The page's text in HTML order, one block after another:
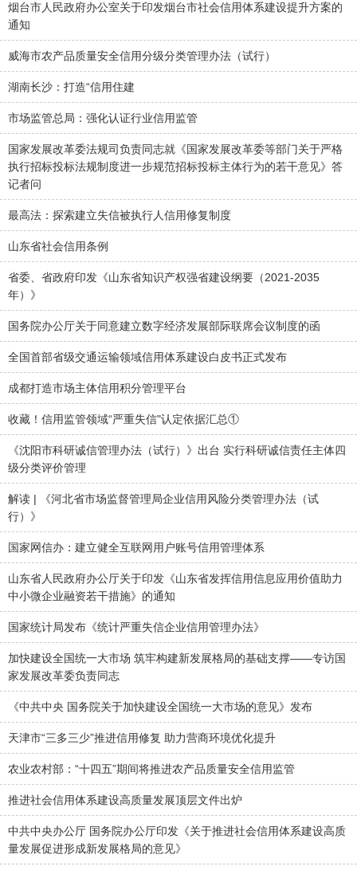
烟台市人民政府办公室关于印发烟台市社会信用体系建设提升方案的
通知
威海市农产品质量安全信用分级分类管理办法（试行）
湖南长沙：打造“信用住建
市场监管总局：强化认证行业信用监管
国家发展改革委法规司负责同志就《国家发展改革委等部门关于严格
执行招标投标法规制度进一步规范招标投标主体行为的若干意见》答
记者问
最高法：探索建立失信被执行人信用修复制度
山东省社会信用条例
省委、省政府印发《山东省知识产权强省建设纲要（2021-2035
年）》
国务院办公厅关于同意建立数字经济发展部际联席会议制度的函
全国首部省级交通运输领域信用体系建设白皮书正式发布
成都打造市场主体信用积分管理平台
收藏！信用监管领域“严重失信"认定依据汇总①
《沈阳市科研诚信管理办法（试行）》出台 实行科研诚信责任主体四
级分类评价管理
解读 | 《河北省市场监督管理局企业信用风险分类管理办法（试
行）》
国家网信办：建立健全互联网用户账号信用管理体系
山东省人民政府办公厅关于印发《山东省发挥信用信息应用价值助力
中小微企业融资若干措施》的通知
国家统计局发布《统计严重失信企业信用管理办法》
加快建设全国统一大市场 筑牢构建新发展格局的基础支撑——专访国
家发展改革委负责同志
《中共中央 国务院关于加快建设全国统一大市场的意见》发布
天津市“三多三少”推进信用修复 助力营商环境优化提升
农业农村部：“十四五”期间将推进农产品质量安全信用监管
推进社会信用体系建设高质量发展顶层文件出炉
中共中央办公厅 国务院办公厅印发《关于推进社会信用体系建设高质
量发展促进形成新发展格局的意见》